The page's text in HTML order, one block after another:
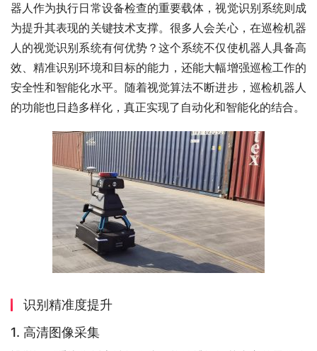
器人作为执行日常设备检查的重要载体，视觉识别系统则成
为提升其表现的关键技术支撑。很多人会关心，在巡检机器
人的视觉识别系统有何优势？这个系统不仅使机器人具备高
效、精准识别环境和目标的能力，还能大幅增强巡检工作的
安全性和智能化水平。随着视觉算法不断进步，巡检机器人
的功能也日趋多样化，真正实现了自动化和智能化的结合。
识别精准度提升
1. 高清图像采集